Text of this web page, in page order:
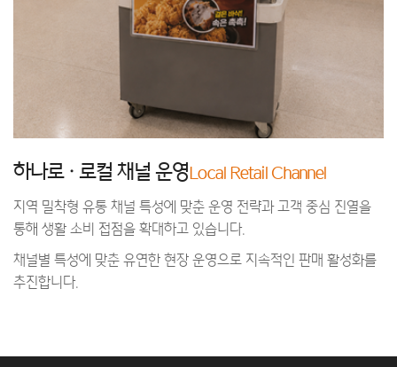
하나로·로컬 채널 운영Local Retail Channel
지역 밀착형 유통 채널 특성에 맞춘 운영 전략과 고객 중심 진열을
통해 생활 소비 접점을 확대하고 있습니다.
채널별 특성에 맞춘 유연한 현장 운영으로 지속적인 판매 활성화를
추진합니다.